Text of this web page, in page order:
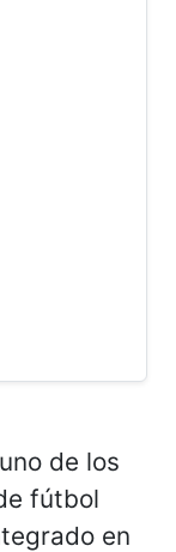
de los
fútbol
en